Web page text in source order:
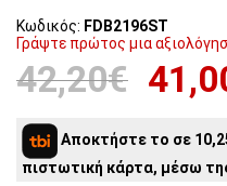
Κωδικός: FDB2196ST
Γράψτε πρώτος μια
42,20€
Αποκτήστε το σε
πιστωτική κάρτα, μέσω